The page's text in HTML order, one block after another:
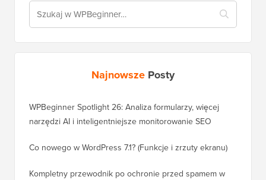
Najnowsze Posty
WPBeginner Spotlight 26: Analiza formularzy, więcej
narzędzi AI i inteligentniejsze monitorowanie SEO
Co nowego w WordPress 7.1? (Funkcje i zrzuty ekranu)
Kompletny przewodnik po ochronie przed spamem w